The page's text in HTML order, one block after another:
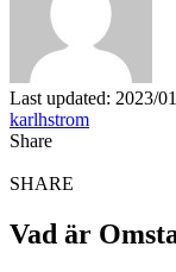
Last updated: 2023/
karlhstrom
Share
SHARE
Vad är